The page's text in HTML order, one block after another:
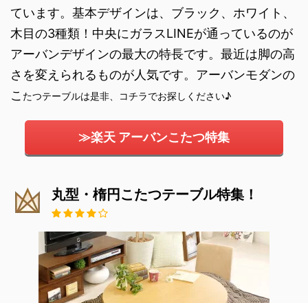
ています。基本デザインは、ブラック、ホワイト、
木目の3種類！中央にガラスLINEが通っているのが
アーバンデザインの最大の特長です。最近は脚の高
さを変えられるものが人気です。アーバンモダンの
こ たつテーブルは是非、コチラでお探しください♪
≫楽天 アーバンこたつ特集
丸型・楕円こたつテーブル特集！